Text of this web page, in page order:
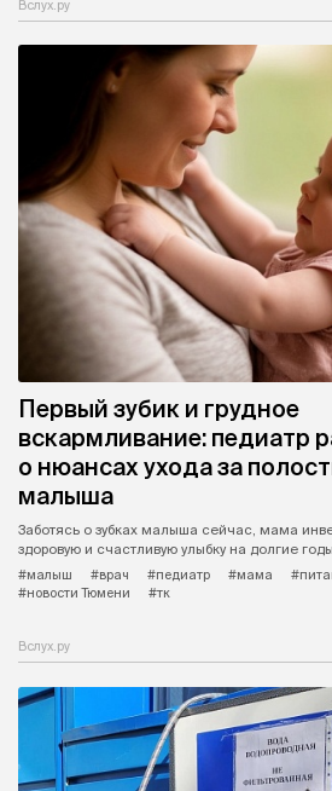
Вслух.ру
Первый зубик и грудное
вскармливание: педиатр
о нюансах ухода за
малыша
Заботясь о зубках малыша сейчас, мама
здоровую и счастливую улыбку на долгие годы.
#малыш
#врач #педиатр #мама
#новости Тюмени
#тк
Вслух.ру